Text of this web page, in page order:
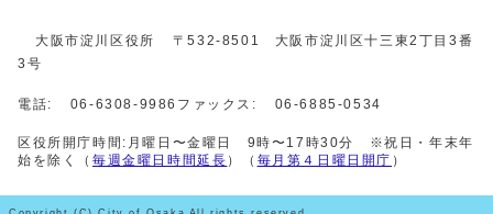
大阪市淀川区役所
〒532-8501 大阪市淀川区十三東2丁目3番
3号
電話: 06-6308-9986 ファックス: 06-6885-0534
区役所開庁時間:月曜日〜金曜日 9時〜17時30分 ※祝日・年末年
始を除く（ 毎週金曜日時間延長 ）（ 毎月第４日曜日開庁 ）